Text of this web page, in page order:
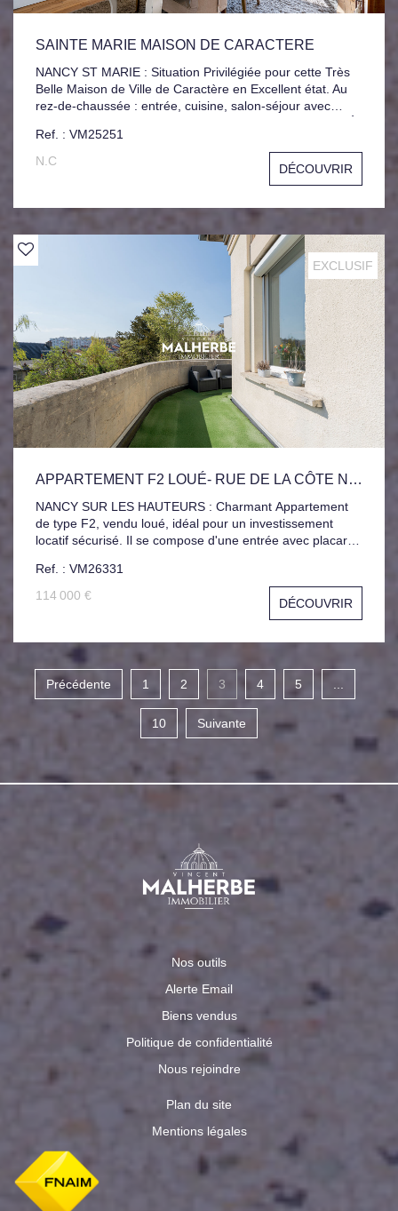
SAINTE MARIE MAISON DE CARACTERE
NANCY ST MARIE : Situation Privilégiée pour cette Très
Belle Maison de Ville de Caractère en Excellent état. Au
rez-de-chaussée : entrée, cuisine, salon-séjour avec
l'étage : Trois Chambres Confortables, une grande salle
de bains, Au deuxième étage : Deux Chambres
supplémentaires, Salle d'eau, Grenier. Sous-sol-Complet,
Garage privatif compris dans une copropriété voisine.
Ref. : VM25251
N.C
DÉCOUVRIR
EXCLUSIF
APPARTEMENT F2 LOUÉ- RUE DE LA CÔTE NANCY
NANCY SUR LES HAUTEURS : Charmant Appartement
de type F2, vendu loué, idéal pour un investissement
locatif sécurisé. Il se compose d'une entrée avec placard
cuisine fonctionnelle ouverte sur un séjour Lumineux. Le
séjour donne accès à une agréable terrasse exposée
plein sud. Une Place de Parking privative et une cave
complètent ce bien. Actuellement Loué 570 €HC. Situé au
sein d'une copropriété de 27 Lots principaux dont 7 à
usage d'habitation. Charges courantes annuelles
prévisionnelles de 715 € Aucune procédure en cours
Ref. : VM26331
114 000 €
DÉCOUVRIR
Précédente 1 2 3 4 5
10 Suivante
Nos outils
Alerte Email
Biens vendus
Politique de confidentialité
Nous rejoindre
Plan du site
Mentions légales